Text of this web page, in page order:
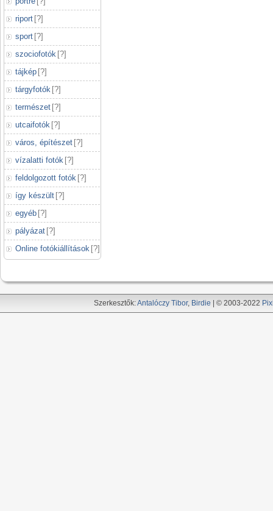
riport [?]
sport [?]
szociofotók [?]
tájkép [?]
tárgyfotók [?]
természet [?]
utcaifotók [?]
város, építészet [?]
vízalatti fotók [?]
feldolgozott fotók [?]
így készült [?]
egyéb [?]
pályázat [?]
Online fotókiállítások [?]
Szerkesztők:Antalóczy Tibor, Birdie | © 2003-2022